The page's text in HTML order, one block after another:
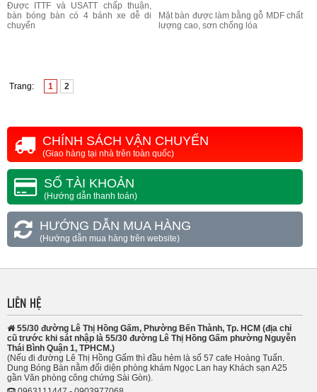
Được ITTF và USATT chấp thuận,
bàn bóng bàn có 4 bánh xe dễ di
chuyển
Mặt bàn được làm bằng gỗ MDF chất
lượng cao, sơn chống lóa
Trang: 1 2
CHÍNH SÁCH VẬN CHUYỂN
(Giao hàng tại nhà trên toàn quốc)
SỐ TÀI KHOẢN
(Hướng dẫn thanh toán)
HƯỚNG DẪN MUA HÀNG
(Hướng dẫn mua hàng trên website)
LIÊN HỆ
55/30 đường Lê Thị Hồng Gấm, Phường Bến Thành, Tp. HCM (địa chỉ
cũ trước khi sát nhập là 55/30 đường Lê Thị Hồng Gấm phường Nguyễn
Thái Bình Quận 1, TPHCM.)
(Nếu đi đường Lê Thị Hồng Gấm thì đầu hẻm là số 57 cafe Hoàng Tuấn.
Dung Bóng Bàn nằm đối diện phòng khám Ngọc Lan hay Khách sạn A25
gần Văn phòng công chứng Sài Gòn).